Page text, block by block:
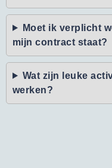
Moet ik verplicht
mijn contract staat?
Wat zijn leuke
werken?